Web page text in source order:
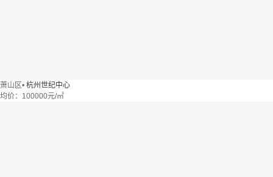
萧山区• 杭州世纪中心
均价： 100000元/㎡